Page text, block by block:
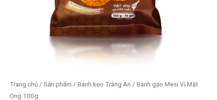
Trang chủ / Sản phẩm / Bánh kẹo Tràng An / Bánh gạo Mesi Vị Mật
Ong 100g